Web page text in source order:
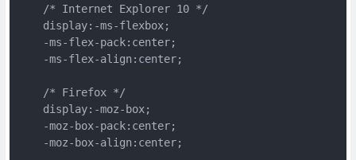
    /* Internet Explorer 10 */
    display:-ms-flexbox;
    -ms-flex-pack:center;
    -ms-flex-align:center;
    /* Firefox */
    display:-moz-box;
    -moz-box-pack:center;
    -moz-box-align:center;